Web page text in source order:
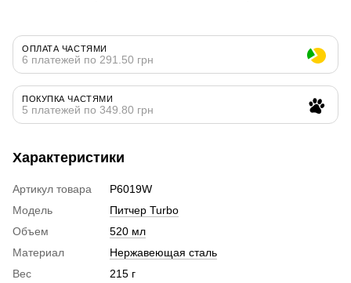
ОПЛАТА ЧАСТЯМИ
6 платежей по 291.50 грн
ПОКУПКА ЧАСТЯМИ
5 платежей по 349.80 грн
Характеристики
Артикул товара
P6019W
Модель
Питчер Turbo
Объем
520 мл
Материал
Нержавеющая сталь
Вес
215 г